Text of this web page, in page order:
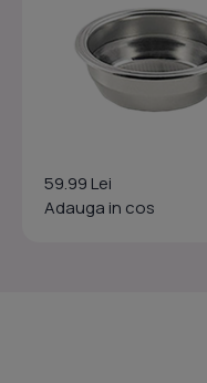
59.99 Lei
Adauga in cos